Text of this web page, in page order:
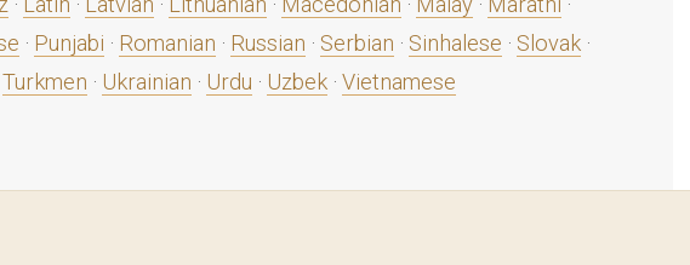
· Punjabi · Romanian · Russian · Serbian · Sinhalese · Slovak·
Turkmen · Ukrainian · Urdu · Uzbek· Vietnamese